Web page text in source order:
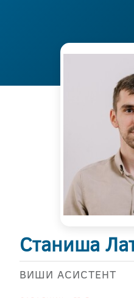
Станиша
ВИШИ АСИСТЕНТ